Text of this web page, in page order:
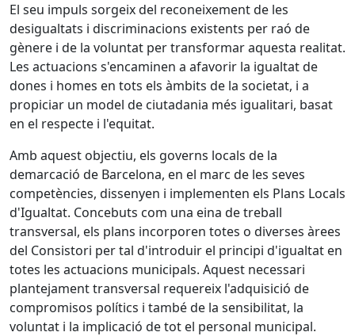
El seu impuls sorgeix del reconeixement de les
desigualtats i discriminacions existents per raó de
gènere i de la voluntat per transformar aquesta realitat.
Les actuacions s'encaminen a afavorir la igualtat de
dones i homes en tots els àmbits de la societat, i a
propiciar un model de ciutadania més igualitari, basat
en el respecte i l'equitat.
Amb aquest objectiu, els governs locals de la
demarcació de Barcelona, en el marc de les seves
competències, dissenyen i implementen els Plans Locals
d'Igualtat. Concebuts com una eina de treball
transversal, els plans incorporen totes o diverses àrees
del Consistori per tal d'introduir el principi d'igualtat en
totes les actuacions municipals. Aquest necessari
plantejament transversal requereix l'adquisició de
compromisos polítics i també de la sensibilitat, la
voluntat i la implicació de tot el personal municipal.